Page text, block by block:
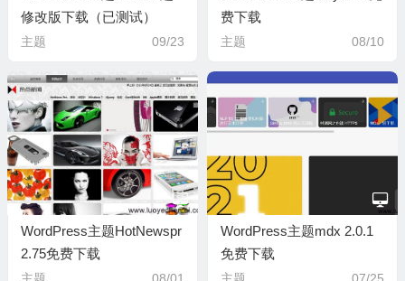
修改版下载（已测试）
主题 09/23
费下载
主题 08/10
WordPress主题HotNewspr
2.75免费下载
主题 08/01
WordPress主题mdx 2.0.1
免费下载
主题 07/25